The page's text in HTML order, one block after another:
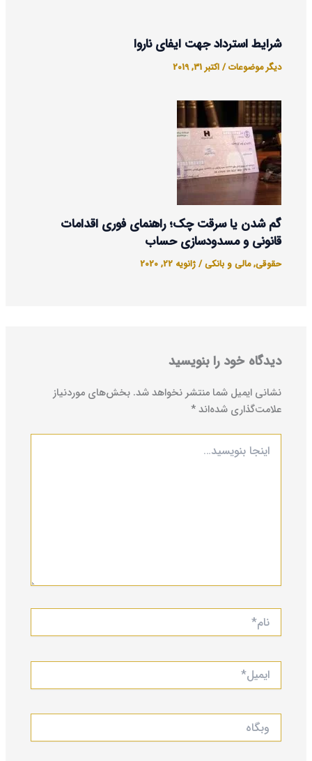
شرایط استرداد جهت ایفای ناروا
دیگر موضوعات/اکتبر 31, 2019
گم شدن یا سرقت چک؛ راهنمای فوری اقدامات
قانونی و مسدودسازی حساب
حقوقی,مالی و بانکی/ژانویه 22, 2020
دیدگاه‌ خود را بنویسید
نشانی ایمیل شما منتشر نخواهد شد. بخش‌های موردنیاز
علامت‌گذاری شده‌اند*
بنویسید…
ایمیل*